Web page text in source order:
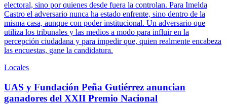
electoral, sino por quienes desde fuera la controlan. Para Imelda
Castro el adversario nunca ha estado enfrente, sino dentro de la
misma casa, aunque con poder institucional. Un adversario que
utiliza los tribunales y las medios a modo para influir en la
percepción ciudadana y para impedir que, quien realmente encabeza
las encuestas, gane la candidatura.
Locales
UAS y Fundación Peña Gutiérrez anuncian
ganadores del XXII Premio Nacional